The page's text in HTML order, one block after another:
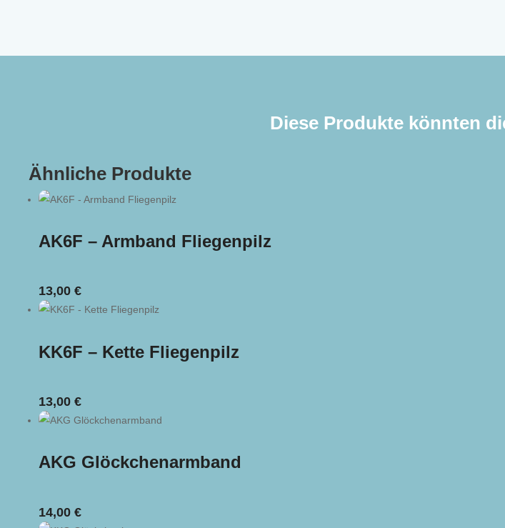
Diese Produkte könnten
Ähnliche Produkte
AK6F – Armband Fliegenpilz
13,00€
KK6F – Kette Fliegenpilz
13,00€
AKG Glöckchenarmband
14,00€